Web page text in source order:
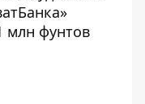
млн фунтов